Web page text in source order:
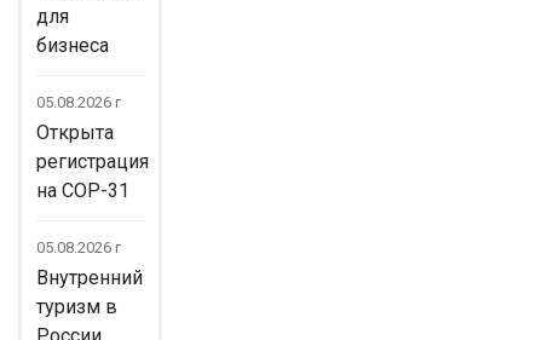
для
бизнеса
05.08.2026 г
Открыта
регистрация
на COP-31
05.08.2026 г
Внутренний
туризм в